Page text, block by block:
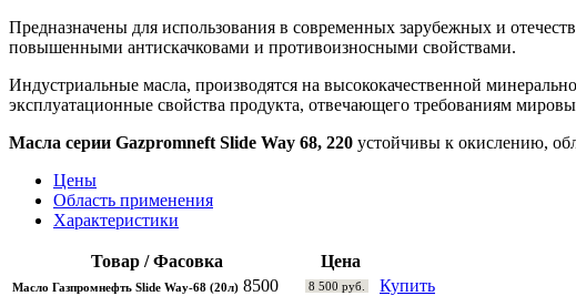
Предназначены для использования в современных зарубежных и
повышенными антискачковами и противоизносными свойствами.
Индустриальные масла, производятся на высококачественной
эксплуатационные свойства продукта, отвечающего требованиям
Масла серии Gazpromneft Slide Way 68, 220 устойчивы к окислению,
Цены
Область применения
Характеристики
Товар / Фасовка Цена
Масло Газпромнефть Slide Way-68 (20л) 8500 8 500 руб. Купить